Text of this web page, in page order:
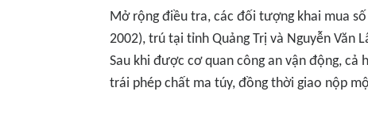
Mở rộng điều tra, các đối tượng khai mua
2002), trú tại tỉnh Quảng Trị và Nguyễn Văn
Sau khi được cơ quan công an vận động,
trái phép chất ma túy, đồng thời giao nộp